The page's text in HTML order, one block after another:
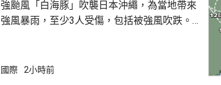
區域。
強颱風「白海豚」吹襲日本沖繩，為當地帶來
強風暴雨，至少3人受傷，包括被強風吹跌。
機取消。沖繩各地實施交通管制，高速公路雙
國際 2小時前